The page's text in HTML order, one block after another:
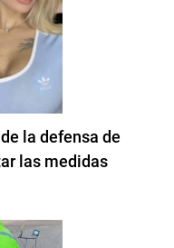
la defensa de
las medidas